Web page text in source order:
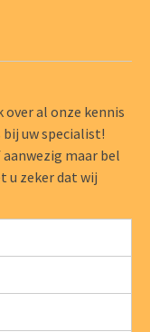
al onze kennis
uw specialist!
maar bel
u zeker dat wij